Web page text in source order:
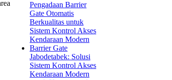
Pengadaan Barrier
Gate Otomatis
Berkualitas untuk
Sistem Kontrol Akses
Kendaraan Modern
Barrier Gate
Jabodetabek: Solusi
Sistem Kontrol Akses
Kendaraan Modern